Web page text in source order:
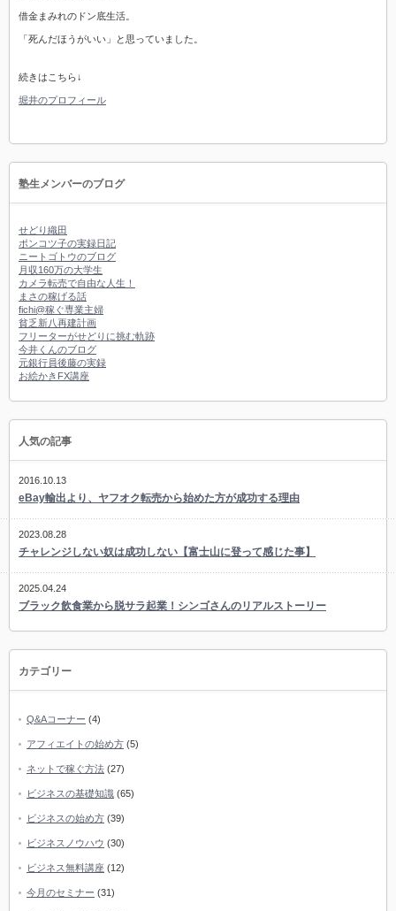
借金まみれのドン底生活。
「死んだほうがいい」と思っていました。
続きはこちら↓
堀井のプロフィール
塾生メンバーのブログ
せどり織田
ポンコツ子の実録日記
ニートゴトウのブログ
月収160万の大学生
カメラ転売で自由な人生！
まさの稼げる話
fichi@稼ぐ専業主婦
貧乏新八再建計画
フリーターがせどりに挑む軌跡
今井くんのブログ
元銀行員後藤の実録
お絵かきFX講座
人気の記事
2016.10.13
eBay輸出より、ヤフオク転売から始めた方が成功する理由
2023.08.28
チャレンジしない奴は成功しない【富士山に登って感じた事】
2025.04.24
ブラック飲食業から脱サラ起業！シンゴさんのリアルストーリー
カテゴリー
Q&Aコーナー (4)
アフィエイトの始め方 (5)
ネットで稼ぐ方法 (27)
ビジネスの基礎知識 (65)
ビジネスの始め方 (39)
ビジネスノウハウ (30)
ビジネス無料講座 (12)
今月のセミナー (31)